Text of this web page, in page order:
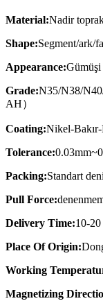
Material:Nadir
Shape:Segment/ark/
Appearance:Gümüşi
Grade:N35/N38/
AH）
Coating:Nikel-
Tolerance:
Packing:Standart
Pull Force:
Delivery Time:10-
Place Of Origin:
Working
Magnetizing